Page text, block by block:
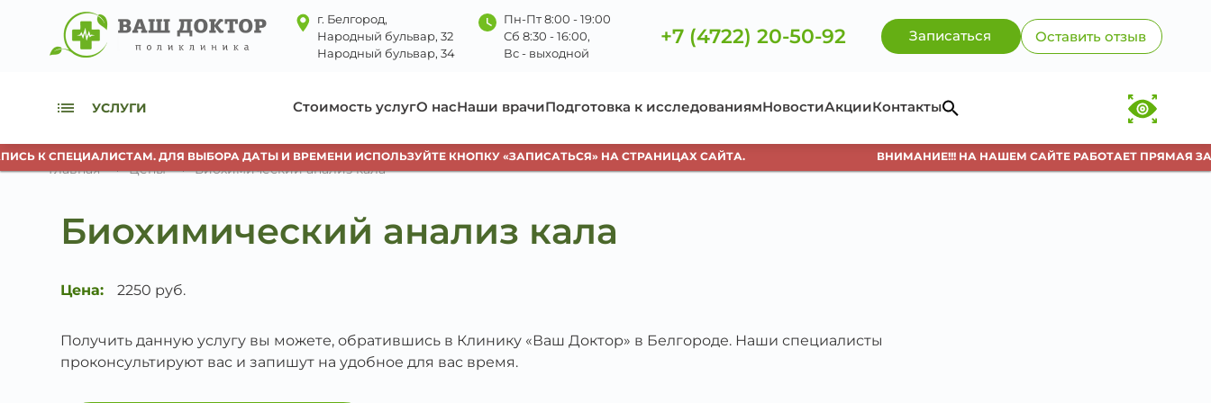
г. Белгород,
Народный бульвар, 32
Народный бульвар, 34
Пн-Пт 8:00 - 19:00
Сб 8:30 - 16:00,
Вс - выходной
+7 (4722) 20-50-92 Записаться Оставить отзыв
УСЛУГИ Стоимость услугО насНаши врачиПодготовка к исследованиямНовостиАкцииКонтакты
К СПЕЦИАЛИСТАМ. ДЛЯ ВЫБОРА ДАТЫ И ВРЕМЕНИ ИСПОЛЬЗУЙТЕ КНОПКУ «ЗАПИСАТЬСЯ» НА СТРАНИЦАХ САЙТА. ВНИМАНИЕ!!! НА НАШЕМ САЙТЕ РАБОТАЕТ ПРЯМАЯ
Главная Цены Биохимический анализ кала
Биохимический анализ кала
Цена: 2250 руб.
Получить данную услугу вы можете, обратившись в Клинику «Ваш Доктор» в Белгороде. Наши специалисты
проконсультируют вас и запишут на удобное для вас время.